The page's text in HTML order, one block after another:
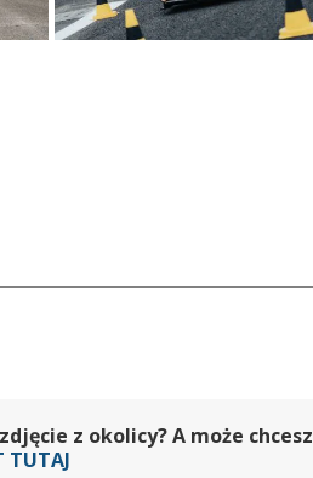
z okolicy? A może chcesz
TUTAJ